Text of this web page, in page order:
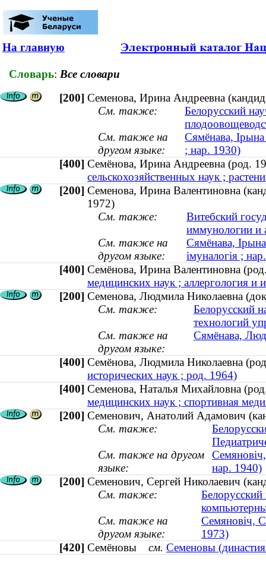
На главную
Словарь: Все словари
[200] Семенова, Ирина Андреевна
См. также:
Белорусский
См. также на
другом языке:
Сямёнава, Ірына
; нар. 1930)
[400] Семёнова, Ирина Андреевна (род.
сельскохозяйственных наук ;
[200] Семенова, Ирина Валентиновна
1972)
См. также:
Витебский
иммунологии и
См. также на
другом языке:
Сямёнава,
імуналогія ;
[400] Семёнова, Ирина Валентиновна
медицинских наук ; аллергология
[200] Семенова, Людмила Николаевна
См. также:
Белорусский
технологий
См. также на
другом языке:
Сямёнава,
[400] Семёнова, Людмила Николаевна
исторических наук ; род. 1964)
[400] Семенова, Наталья Михайловна
медицинских наук ; спортивная
[200] Семенович, Анатолий Адамович
См. также:
См. также на другом
языке:
нар. 1940)
[200] Семенович, Сергей Николаевич
См. также:
См. также на
другом языке:
Семяновіч,
1973)
[420] Семёновы см. Семеновы